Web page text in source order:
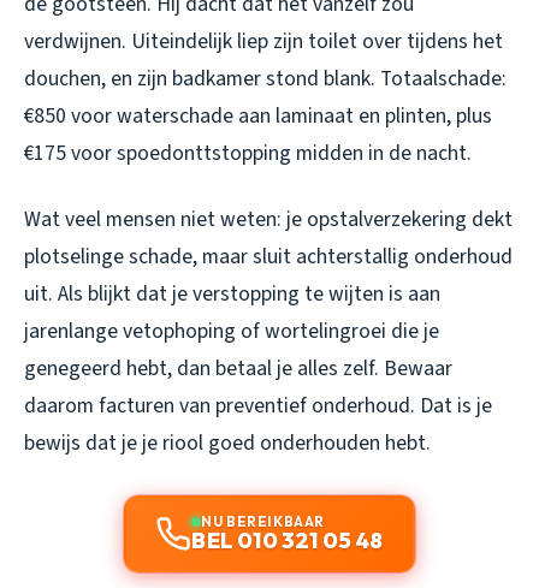
verdwijnen. Uiteindelijk liep zijn toilet over tijdens het
douchen, en zijn badkamer stond blank. Totaalschade:
€850 voor waterschade aan laminaat en plinten, plus
€175 voor spoedonttstopping midden in de nacht.
Wat veel mensen niet weten: je opstalverzekering dekt
plotselinge schade, maar sluit achterstallig onderhoud
uit. Als blijkt dat je verstopping te wijten is aan
jarenlange vetophoping of wortelingroei die je
genegeerd hebt, dan betaal je alles zelf. Bewaar
daarom facturen van preventief onderhoud. Dat is je
bewijs dat je je riool goed onderhouden hebt.
NU BEREIKBAAR
BEL 010 321 05 48